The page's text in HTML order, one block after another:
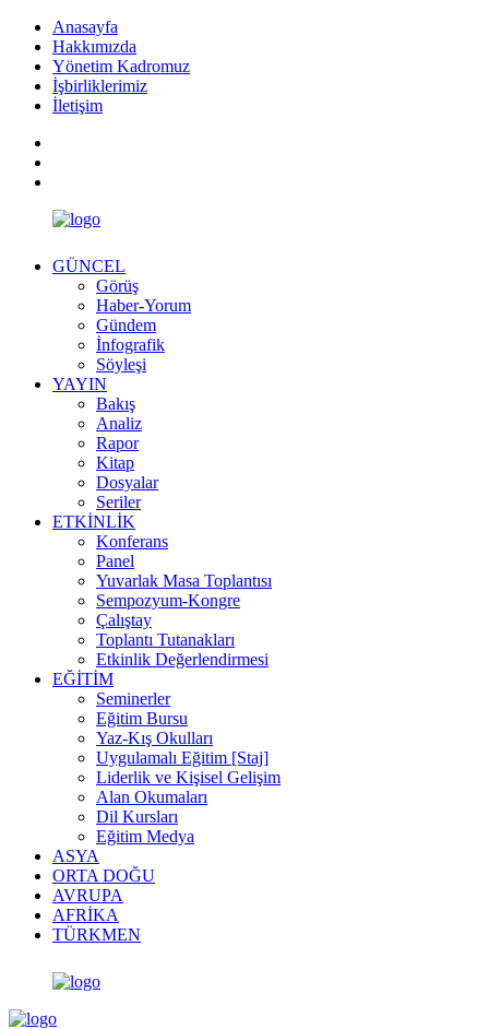
Anasayfa
Hakkımızda
Yönetim Kadromuz
İşbirliklerimiz
İletişim
GÜNCEL
Görüş
Haber-Yorum
Gündem
İnfografik
Söyleşi
YAYIN
Bakış
Analiz
Rapor
Kitap
Dosyalar
Seriler
ETKİNLİK
Konferans
Panel
Yuvarlak Masa Toplantısı
Sempozyum-Kongre
Çalıştay
Toplantı Tutanakları
Etkinlik Değerlendirmesi
EĞİTİM
Seminerler
Eğitim Bursu
Yaz-Kış Okulları
Uygulamalı Eğitim [Staj]
Liderlik ve Kişisel Gelişim
Alan Okumaları
Dil Kursları
Eğitim Medya
ASYA
ORTA DOĞU
AVRUPA
AFRİKA
TÜRKMEN